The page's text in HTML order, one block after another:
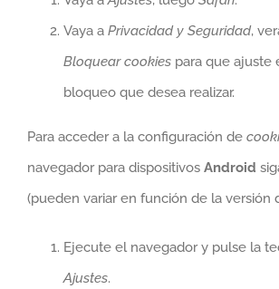
Vaya a Privacidad y Seguridad,
Bloquear cookies para que ajuste
bloqueo que desea realizar.
Para acceder a la configuración de
navegador para dispositivos Android
(pueden variar en función de la versión
Ejecute el navegador y pulse la
Ajustes.